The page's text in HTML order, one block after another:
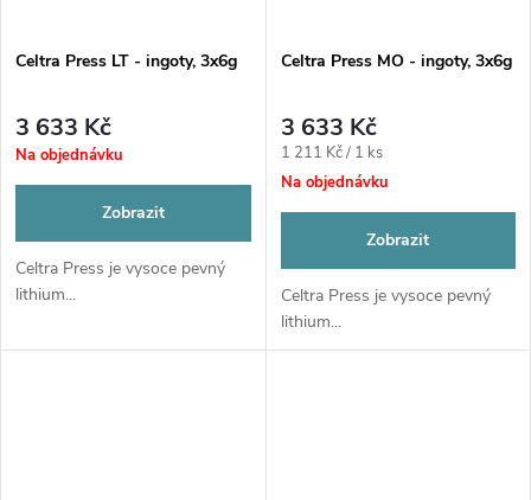
Celtra Press LT - ingoty, 3x6g
3 633 Kč
Na objednávku
Zobrazit
Celtra Press je vysoce pevný
lithium...
Celtra Press MO - ingoty, 3x6g
3 633 Kč
Měrná
cena:
1 211 Kč / 1 ks
Na objednávku
Zobrazit
Celtra Press je vysoce pevný
lithium...